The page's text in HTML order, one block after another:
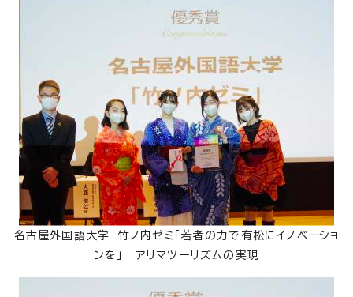
名古屋外国語大学 竹ノ内ゼミ「若者の力で有松にイノベーショ
ンを」 アリマツーリズムの実現